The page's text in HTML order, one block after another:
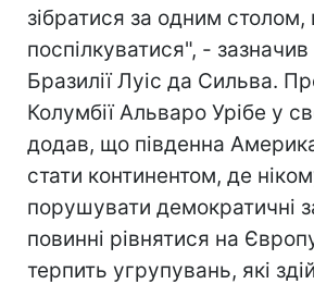
зібратися за одним
поспілкуватися", -
Бразилії Луіс да Сильва.
Колумбії Альваро Урібе у
додав, що південна
стати континентом, де
порушувати демократичні
повинні рівнятися на
терпить угрупувань, які